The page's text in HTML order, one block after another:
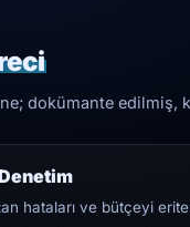
dokümante
hataları ve bütçeyi